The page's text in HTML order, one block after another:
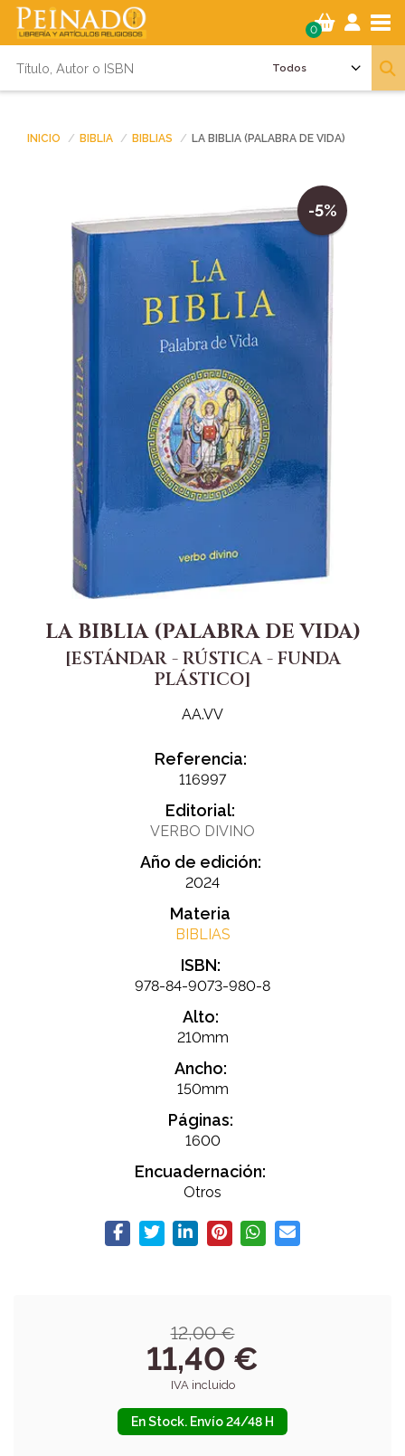
0
INICIO BIBLIA BIBLIAS LA BIBLIA (PALABRA DE VIDA)
-5%
LA BIBLIA (PALABRA DE VIDA)
[ESTÁNDAR - RÚSTICA - FUNDA
PLÁSTICO]
AA.VV
Referencia:
116997
Editorial:
VERBO DIVINO
Año de edición:
2024
Materia
BIBLIAS
ISBN:
978-84-9073-980-8
Alto:
210mm
Ancho:
150mm
Páginas:
1600
Encuadernación:
Otros
12,00 €
11,40 €
IVA incluido
En Stock. Envío 24/48 H